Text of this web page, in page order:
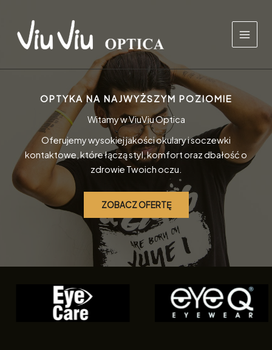
treści
OPTYKA NA NAJWYŻSZYM POZIOMIE
Witamy w ViuViu Optica
Oferujemy wysokiej jakości okulary i soczewki
kontaktowe, które łączą styl, komfort oraz dbałość o
zdrowie Twoich oczu.
ZOBACZ OFERTĘ